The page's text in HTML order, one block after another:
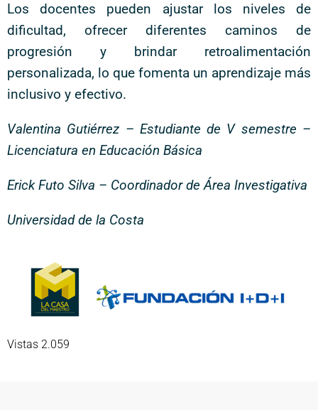
Los docentes pueden ajustar los niveles de
dificultad, ofrecer diferentes caminos de
progresión y brindar retroalimentación
personalizada, lo que fomenta un aprendizaje más
inclusivo y efectivo.
Valentina Gutiérrez – Estudiante de V semestre –
Licenciatura en Educación Básica
Erick Futo Silva – Coordinador de Área Investigativa
Universidad de la Costa
Vistas 2.059